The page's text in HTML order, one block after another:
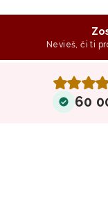
Nevieš, či ti
60